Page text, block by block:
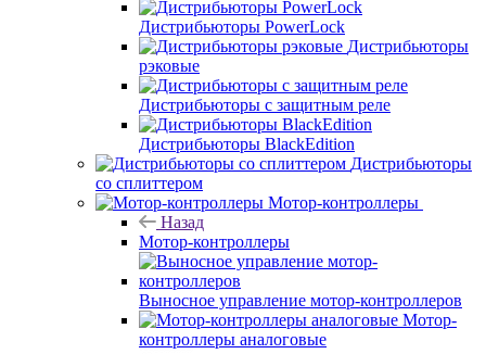
Дистрибьюторы PowerLock
Дистрибьюторы
рэковые
Дистрибьюторы с защитным реле
Дистрибьюторы BlackEdition
Дистрибьюторы
со сплиттером
Мотор-контроллеры
Назад
Мотор-контроллеры
Выносное управление мотор-контроллеров
Мотор-
контроллеры аналоговые